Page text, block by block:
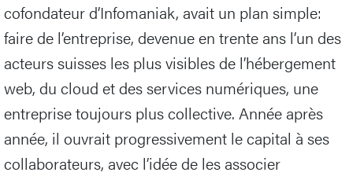
cofondateur d’Infomaniak, avait un plan simple:
faire de l’entreprise, devenue en trente ans l’un des
acteurs suisses les plus visibles de l’hébergement
web, du cloud et des services numériques, une
entreprise toujours plus collective. Année après
année, il ouvrait progressivement le capital à ses
collaborateurs, avec l’idée de les associer